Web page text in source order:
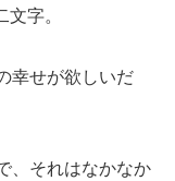
字。
幸せが欲しいだ
、それはなかなか